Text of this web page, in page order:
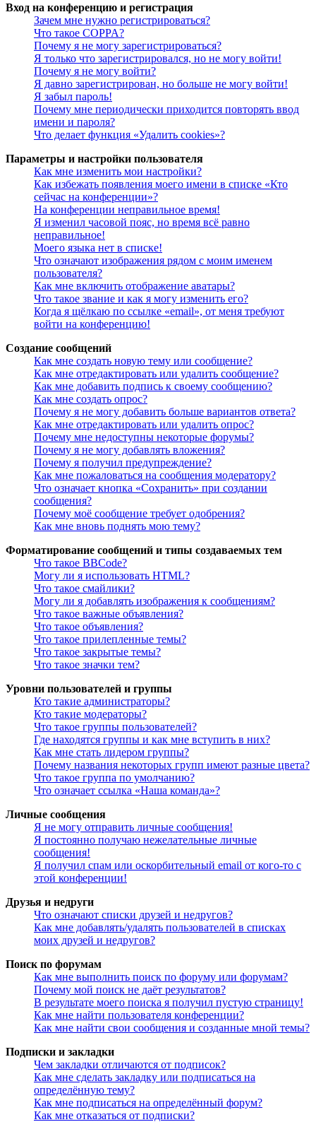
Вход на конференцию и регистрация
Зачем мне нужно регистрироваться?
Что такое COPPA?
Почему я не могу зарегистрироваться?
Я только что зарегистрировался, но не могу войти!
Почему я не могу войти?
Я давно зарегистрирован, но больше не могу войти!
Я забыл пароль!
Почему мне периодически приходится повторять ввод
имени и пароля?
Что делает функция «Удалить cookies»?
Параметры и настройки пользователя
Как мне изменить мои настройки?
Как избежать появления моего имени в списке «Кто
сейчас на конференции»?
На конференции неправильное время!
Я изменил часовой пояс, но время всё равно
неправильное!
Моего языка нет в списке!
Что означают изображения рядом с моим именем
пользователя?
Как мне включить отображение аватары?
Что такое звание и как я могу изменить его?
Когда я щёлкаю по ссылке «email», от меня требуют
войти на конференцию!
Создание сообщений
Как мне создать новую тему или сообщение?
Как мне отредактировать или удалить сообщение?
Как мне добавить подпись к своему сообщению?
Как мне создать опрос?
Почему я не могу добавить больше вариантов ответа?
Как мне отредактировать или удалить опрос?
Почему мне недоступны некоторые форумы?
Почему я не могу добавлять вложения?
Почему я получил предупреждение?
Как мне пожаловаться на сообщения модератору?
Что означает кнопка «Сохранить» при создании
сообщения?
Почему моё сообщение требует одобрения?
Как мне вновь поднять мою тему?
Форматирование сообщений и типы создаваемых тем
Что такое BBCode?
Могу ли я использовать HTML?
Что такое смайлики?
Могу ли я добавлять изображения к сообщениям?
Что такое важные объявления?
Что такое объявления?
Что такое прилепленные темы?
Что такое закрытые темы?
Что такое значки тем?
Уровни пользователей и группы
Кто такие администраторы?
Кто такие модераторы?
Что такое группы пользователей?
Где находятся группы и как мне вступить в них?
Как мне стать лидером группы?
Почему названия некоторых групп имеют разные цвета?
Что такое группа по умолчанию?
Что означает ссылка «Наша команда»?
Личные сообщения
Я не могу отправить личные сообщения!
Я постоянно получаю нежелательные личные
сообщения!
Я получил спам или оскорбительный email от кого-то с
этой конференции!
Друзья и недруги
Что означают списки друзей и недругов?
Как мне добавлять/удалять пользователей в списках
моих друзей и недругов?
Поиск по форумам
Как мне выполнить поиск по форуму или форумам?
Почему мой поиск не даёт результатов?
В результате моего поиска я получил пустую страницу!
Как мне найти пользователя конференции?
Как мне найти свои сообщения и созданные мной темы?
Подписки и закладки
Чем закладки отличаются от подписок?
Как мне сделать закладку или подписаться на
определённую тему?
Как мне подписаться на определённый форум?
Как мне отказаться от подписки?